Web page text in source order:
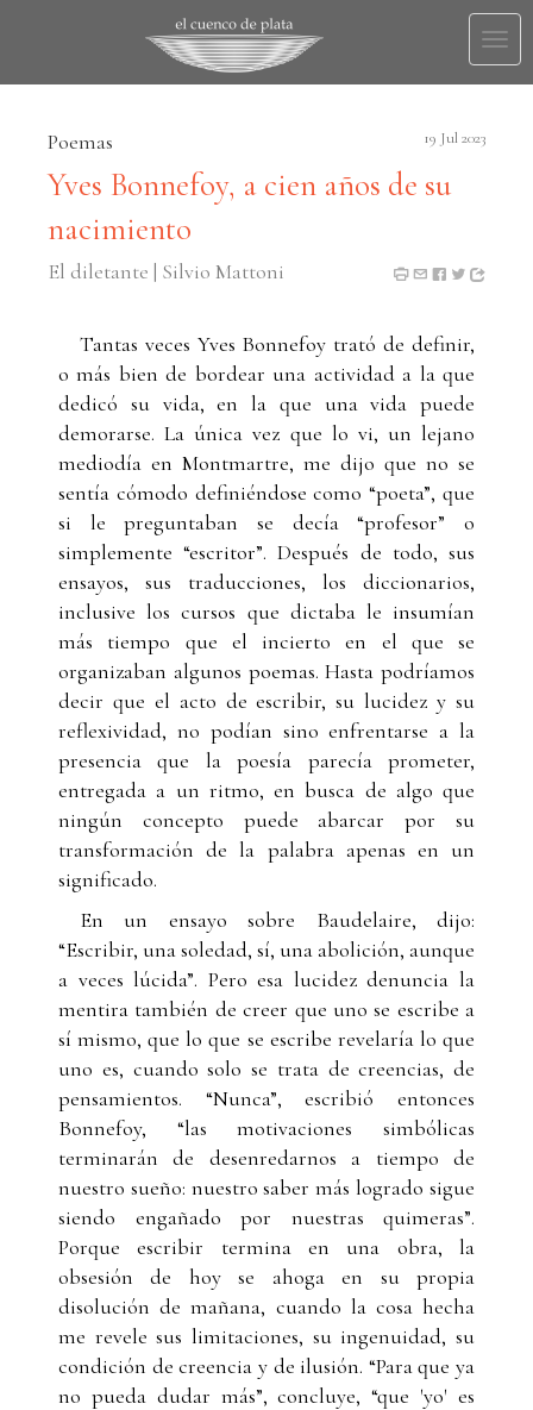
Poemas 19 Jul 2023
Yves Bonnefoy, a cien años de su
nacimiento
El diletante | Silvio Mattoni
Tantas veces Yves Bonnefoy trató de definir,
o más bien de bordear una actividad a la que
dedicó su vida, en la que una vida puede
demorarse. La única vez que lo vi, un lejano
mediodía en Montmartre, me dijo que no se
sentía cómodo definiéndose como “poeta”, que
si le preguntaban se decía “profesor” o
simplemente “escritor”. Después de todo, sus
ensayos, sus traducciones, los diccionarios,
inclusive los cursos que dictaba le insumían
más tiempo que el incierto en el que se
organizaban algunos poemas. Hasta podríamos
decir que el acto de escribir, su lucidez y su
reflexividad, no podían sino enfrentarse a la
presencia que la poesía parecía prometer,
entregada a un ritmo, en busca de algo que
ningún concepto puede abarcar por su
transformación de la palabra apenas en un
significado.
En un ensayo sobre Baudelaire, dijo:
“Escribir, una soledad, sí, una abolición, aunque
a veces lúcida”. Pero esa lucidez denuncia la
mentira también de creer que uno se escribe a
sí mismo, que lo que se escribe revelaría lo que
uno es, cuando solo se trata de creencias, de
pensamientos. “Nunca”, escribió entonces
Bonnefoy, “las motivaciones simbólicas
terminarán de desenredarnos a tiempo de
nuestro sueño: nuestro saber más logrado sigue
siendo engañado por nuestras quimeras”.
Porque escribir termina en una obra, la
obsesión de hoy se ahoga en su propia
disolución de mañana, cuando la cosa hecha
me revele sus limitaciones, su ingenuidad, su
condición de creencia y de ilusión. “Para que ya
no pueda dudar más”, concluye, “que 'yo' es